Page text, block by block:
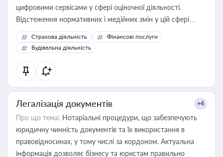
цифровими сервісами у сфері оціночної діяльності.
Відстеження нормативних і медійних змін у цій сфері
корисне для власника бізнесу, керівника, юриста або
бухгалтера під час оподаткування, приватизації, оренди
державного майна, корпоративних угод і перевірки
статусу суб'єктів оціночної діяльності
Страхова діяльність
Фінансові послуги
Будівельна діяльність
Легалізація документів +4
Про що тема: Нотаріальні процедури, що забезпечують
юридичну чинність документів та їх використання в
правовідносинах, у тому числі за кордоном. Актуальна
інформація дозволяє бізнесу та юристам правильно